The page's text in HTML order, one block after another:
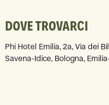
DOVE TROVARCI
Phi Hotel Emilia, 2a, Via dei
Savena-Idice, Bologna,